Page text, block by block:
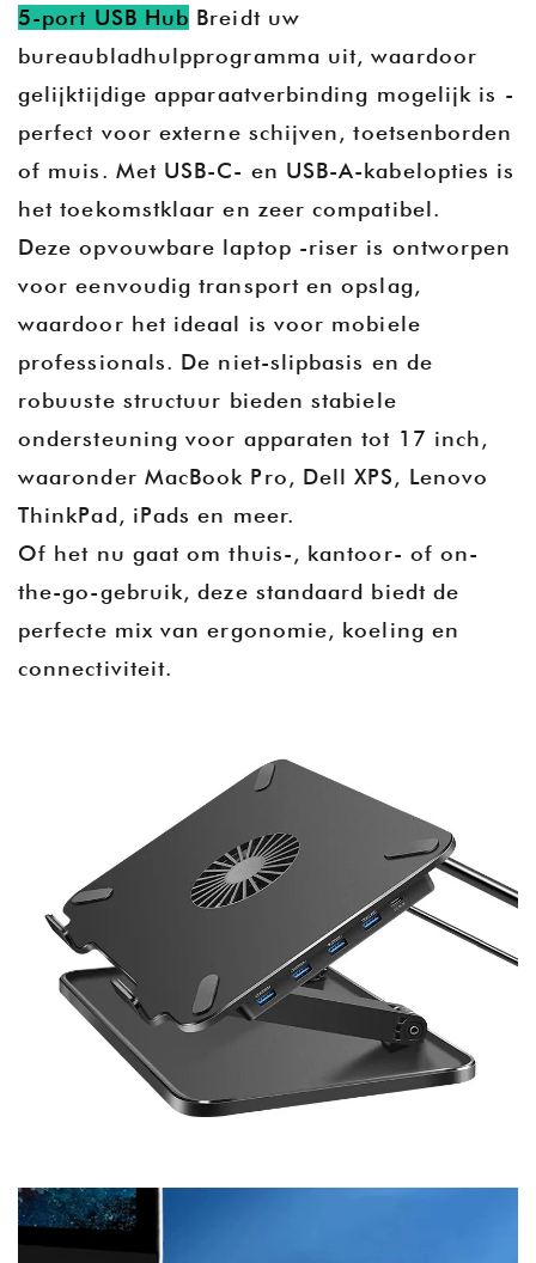
5-port USB Hub Breidt uw
bureaubladhulpprogramma uit, waardoor
gelijktijdige apparaatverbinding mogelijk is -
perfect voor externe schijven, toetsenborden
of muis. Met USB-C- en USB-A-kabelopties is
het toekomstklaar en zeer compatibel.
Deze opvouwbare laptop -riser is ontworpen
voor eenvoudig transport en opslag,
waardoor het ideaal is voor mobiele
professionals. De niet-slipbasis en de
robuuste structuur bieden stabiele
ondersteuning voor apparaten tot 17 inch,
waaronder MacBook Pro, Dell XPS, Lenovo
ThinkPad, iPads en meer.
Of het nu gaat om thuis-, kantoor- of on-
the-go-gebruik, deze standaard biedt de
perfecte mix van ergonomie, koeling en
connectiviteit.